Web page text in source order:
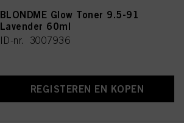
BLONDME Glow Toner 9.5-91
Lavender 60ml
ID-nr. 3007936
REGISTEREN EN KOPEN